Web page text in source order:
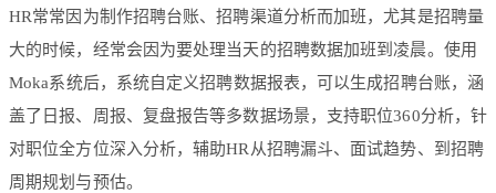
HR常常因为制作招聘台账、招聘渠道分析而加班，尤其是招聘量
大的时候，经常会因为要处理当天的招聘数据加班到凌晨。使用
Moka系统后，系统自定义招聘数据报表，可以生成招聘台账，涵
盖了日报、周报、复盘报告等多数据场景，支持职位360分析，针
对职位全方位深入分析，辅助HR从招聘漏斗、面试趋势、到招聘
周期规划与预估。